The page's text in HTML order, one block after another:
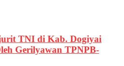
TNI di Kab. Dogiyai
Gerilyawan TPNPB-